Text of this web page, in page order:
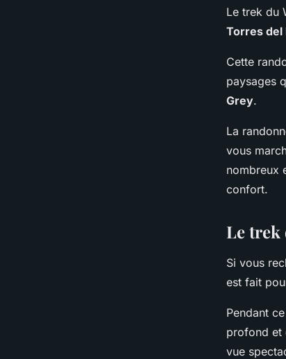
Le trek du
Torres del
Cette
paysages
Grey.
La
vous
nombreux
confort.
Le
Si vous
est fait
Pendant
profond et
vue